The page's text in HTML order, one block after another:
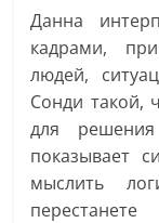
Данна
кадрами,
людей,
Сонди такой,
для
показывает
мыслить